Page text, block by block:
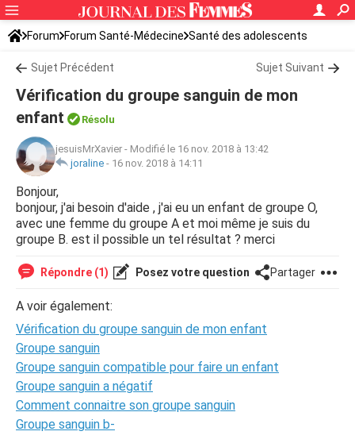
Forum Forum Santé-Médecine Santé des adolescents
Sujet Précédent Sujet Suivant
Vérification du groupe sanguin de mon
enfant
Résolu
jesuisMrXavier - Modifié le 16 nov. 2018 à 13:42
joraline - 16 nov. 2018 à 14:11
Bonjour,
bonjour, j'ai besoin d'aide , j'ai eu un enfant de groupe O,
avec une femme du groupe A et moi même je suis du
groupe B. est il possible un tel résultat ? merci
Répondre (1) Posez votre question Partager
A voir également:
Vérification du groupe sanguin de mon enfant
Groupe sanguin
Groupe sanguin compatible pour faire un enfant
Groupe sanguin a négatif
Comment connaitre son groupe sanguin
Groupe sanguin b-